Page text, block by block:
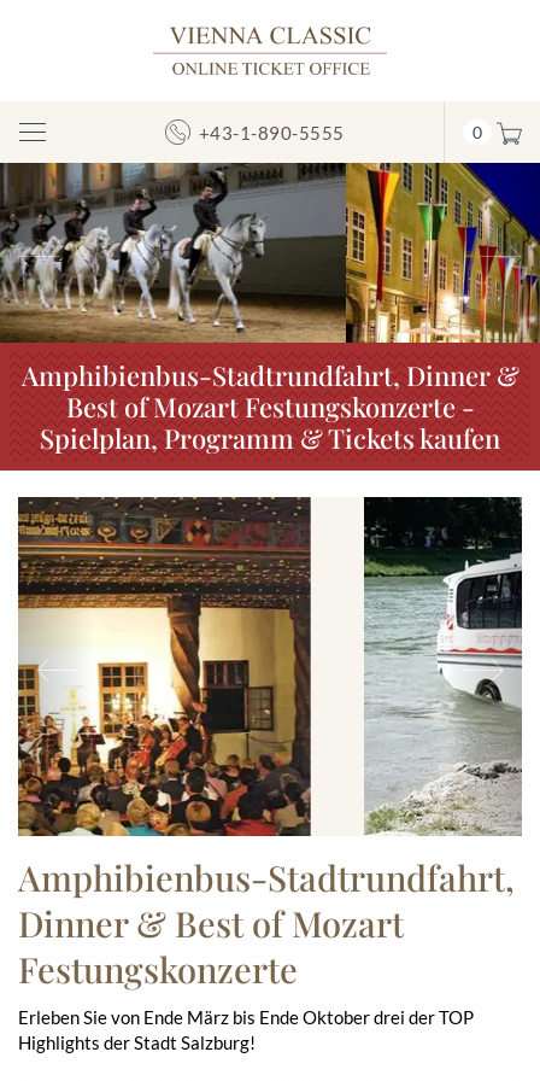
Navigation
umschalten
+43-1-890-5555 0
Vorheriges
Amphibienbus-Stadtrundfahrt, Dinner &
Best of Mozart Festungskonzerte -
Spielplan, Programm & Tickets kaufen
Previous
Amphibienbus-Stadtrundfahrt,
Dinner & Best of Mozart
Festungskonzerte
Erleben Sie von Ende März bis Ende Oktober drei der TOP
Highlights der Stadt Salzburg!